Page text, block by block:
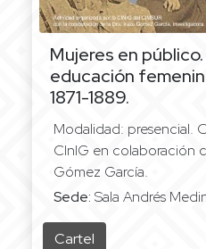
Mujeres en
educación
1871-1889.
Modalidad: presencial.
CInIG en colaboración
Gómez García.
Sede: Sala Andrés
Cartel